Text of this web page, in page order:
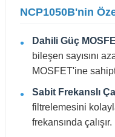
NCP1050B'nin
Dahili Güç
bileşen sayısını
MOSFET'ine
Sabit Frekanslı
filtrelemesini
frekansında çalışır.